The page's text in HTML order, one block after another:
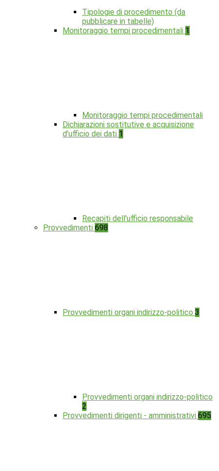
Tipologie di procedimento (da
pubblicare in tabelle)
Monitoraggio tempi procedimentali 1
Monitoraggio tempi procedimentali
Dichiarazioni sostitutive e acquisizione
d'ufficio dei dati 1
Recapiti dell'ufficio responsabile
Provvedimenti 698
Provvedimenti organi indirizzo-politico 3
Provvedimenti organi indirizzo-politico
2
Provvedimenti dirigenti - amministrativi 695